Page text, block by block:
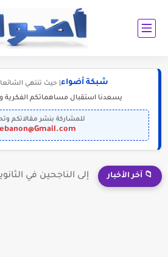
شبكة أضواء | حيث تنتهي
يسعدنا استقبال مساهماتكم الفكرية
للمشاركة بنشر مقالاتكم
📁 آخر الأخبار